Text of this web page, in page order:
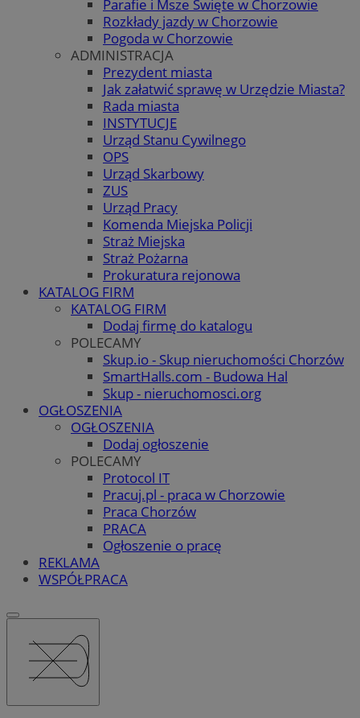
Parafie i Msze Święte w Chorzowie
Rozkłady jazdy w Chorzowie
Pogoda w Chorzowie
ADMINISTRACJA
Prezydent miasta
Jak załatwić sprawę w Urzędzie Miasta?
Rada miasta
INSTYTUCJE
Urząd Stanu Cywilnego
OPS
Urząd Skarbowy
ZUS
Urząd Pracy
Komenda Miejska Policji
Straż Miejska
Straż Pożarna
Prokuratura rejonowa
KATALOG FIRM
KATALOG FIRM
Dodaj firmę do katalogu
POLECAMY
Skup.io - Skup nieruchomości Chorzów
SmartHalls.com - Budowa Hal
Skup - nieruchomosci.org
OGŁOSZENIA
OGŁOSZENIA
Dodaj ogłoszenie
POLECAMY
Protocol IT
Pracuj.pl - praca w Chorzowie
Praca Chorzów
PRACA
Ogłoszenie o pracę
REKLAMA
WSPÓŁPRACA